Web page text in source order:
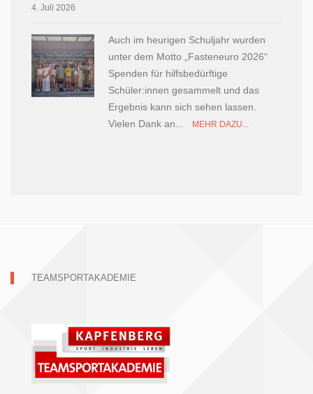
4. Juli 2026
Auch im heurigen Schuljahr wurden
unter dem Motto „Fasteneuro 2026“
Spenden für hilfsbedürftige
Schüler:innen gesammelt und das
Ergebnis kann sich sehen lassen.
Vielen Dank an...
MEHR DAZU...
TEAMSPORTAKADEMIE